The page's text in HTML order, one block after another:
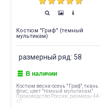
Костюм "Гриф" (темный
мультикам)
размерный ряд: 58
В наличии
Костюм весна-осень " Гриф", ткань
флис, цвет "темный мультикам" .
Производство Россия, размеры 44-
62.